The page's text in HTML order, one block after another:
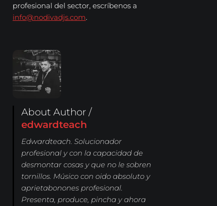
profesional del sector, escríbenos a
info@nodivadjs.com.
About Author /
edwardteach
Edwardteach. Solucionador
profesional y con la capacidad de
desmontar cosas y que no le sobren
tornillos. Músico con oido absoluto y
aprietabonones profesional.
Presenta, produce, pincha y ahora